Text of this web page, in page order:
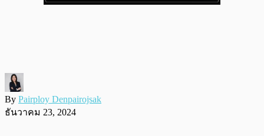
By Pairploy Denpairojsak
ธันวาคม 23, 2024